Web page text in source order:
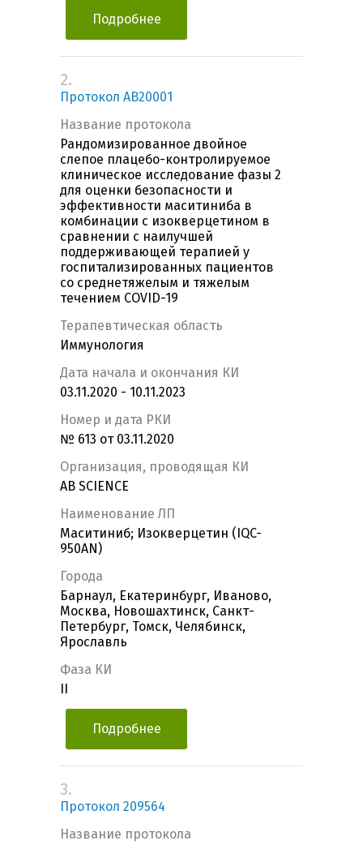
Подробнее
2.
Протокол AB20001
Название протокола
Рандомизированное двойное
слепое плацебо-контролируемое
клиническое исследование фазы 2
для оценки безопасности и
эффективности маситиниба в
комбинации с изокверцетином в
сравнении с наилучшей
поддерживающей терапией у
госпитализированных пациентов
со среднетяжелым и тяжелым
течением COVID-19
Терапевтическая область
Иммунология
Дата начала и окончания КИ
03.11.2020 - 10.11.2023
Номер и дата РКИ
№ 613 от 03.11.2020
Организация, проводящая КИ
AB SCIENCE
Наименование ЛП
Маситиниб; Изокверцетин (IQC-
950AN)
Города
Барнаул, Екатеринбург, Иваново,
Москва, Новошахтинск, Санкт-
Петербург, Томск, Челябинск,
Ярославль
Фаза КИ
Подробнее
3.
Протокол 209564
Название протокола